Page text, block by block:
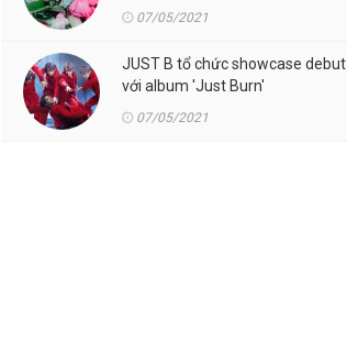
07/05/2021
JUST B tổ chức showcase debut
với album 'Just Burn'
07/05/2021